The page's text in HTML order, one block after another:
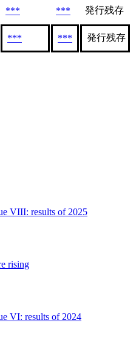
*** *** 発行残存
*** *** 発行残存
VIII: results of 2025
rising
VI: results of 2024